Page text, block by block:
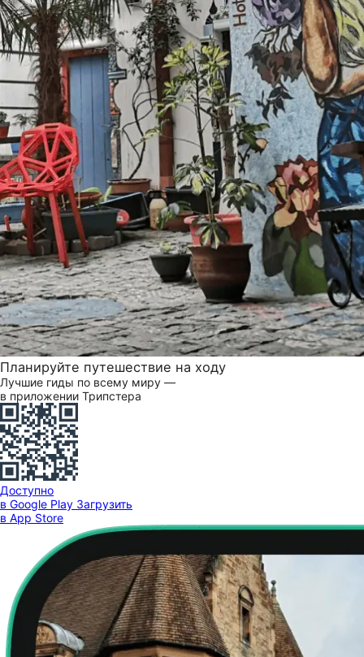
Планируйте путешествие на ходу
Лучшие гиды по всему миру —
в приложении Трипстера
Доступно
в Google Play Загрузить
в App Store